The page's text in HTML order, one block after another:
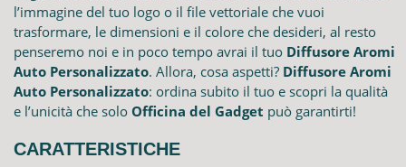
l’immagine del tuo logo o il file vettoriale che vuoi
trasformare, le dimensioni e il colore che desideri, al resto
penseremo noi e in poco tempo avrai il tuo Diffusore Aromi
Auto Personalizzato. Allora, cosa aspetti? Diffusore Aromi
Auto Personalizzato: ordina subito il tuo e scopri la qualità
e l’unicità che solo Officina del Gadget può garantirti!
CARATTERISTICHE